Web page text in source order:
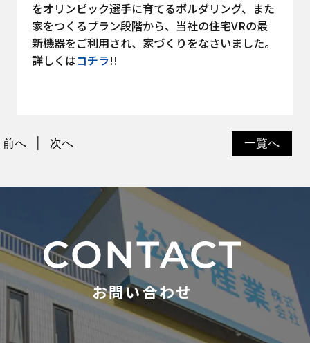
をオリンピック選手に育てるボルダリング、また
家をつくるプラン段階から、当社の住宅VRの最
新機器をご利用され、家づくりをなさいました。
詳しくはコチラ!!
一覧へ
前へ 次へ
お問い合わせ